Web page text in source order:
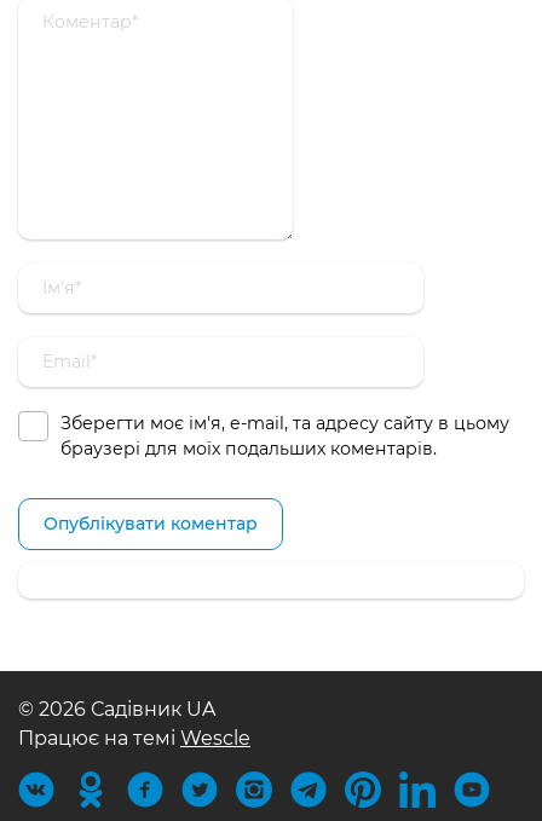
Зберегти моє ім'я, e-mail, та адресу сайту в цьому
браузері для моїх подальших коментарів.
© 2026 Садівник UA
Працює на темі Wescle